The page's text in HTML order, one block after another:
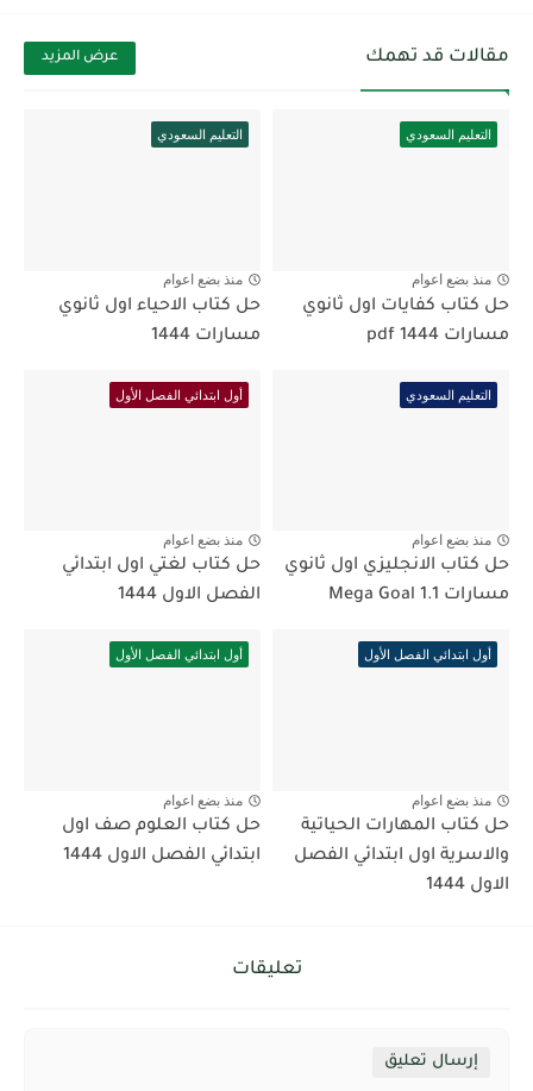
مقالات قد تهمك عرض المزيد
التعليم السعودي
منذ بضع اعوام
حل كتاب كفايات اول ثانوي
مسارات pdf 1444
التعليم السعودي
منذ بضع اعوام
حل كتاب الاحياء اول ثانوي
مسارات 1444
التعليم السعودي
منذ بضع اعوام
حل كتاب الانجليزي اول ثانوي
مسارات Mega Goal 1.1
أول ابتدائي الفصل الأول
منذ بضع اعوام
حل كتاب لغتي اول ابتدائي
الفصل الاول 1444
أول ابتدائي الفصل الأول
منذ بضع اعوام
حل كتاب المهارات الحياتية
والاسرية اول ابتدائي الفصل
الاول 1444
أول ابتدائي الفصل الأول
منذ بضع اعوام
حل كتاب العلوم صف اول
ابتدائي الفصل الاول 1444
تعليقات
إرسال تعليق